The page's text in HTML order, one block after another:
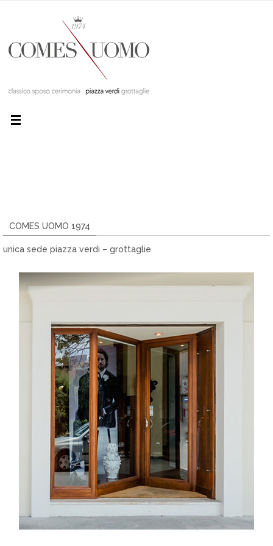
COMES UOMO 1974
unica sede piazza verdi – grottaglie